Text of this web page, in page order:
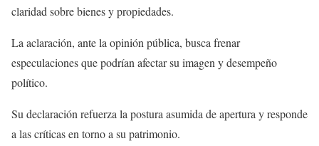
claridad sobre bienes y propiedades.
La aclaración, ante la opinión pública, busca frenar
especulaciones que podrían afectar su imagen y desempeño
político.
Su declaración refuerza la postura asumida de apertura y responde
a las críticas en torno a su patrimonio.